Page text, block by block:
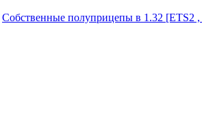
Собственные полуприцепы в 1.32 [ETS2 ,